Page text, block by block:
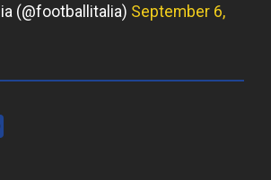
(@footballitalia) September 6,